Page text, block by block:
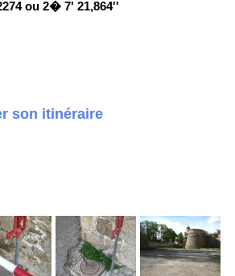
ou 2� 7' 21,864''
son itinéraire